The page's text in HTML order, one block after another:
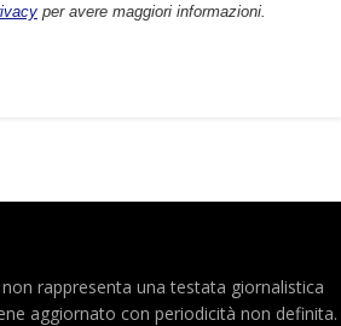
per avere maggiori informazioni.
rappresenta una testata giornalistica
aggiornato con periodicità non definita.